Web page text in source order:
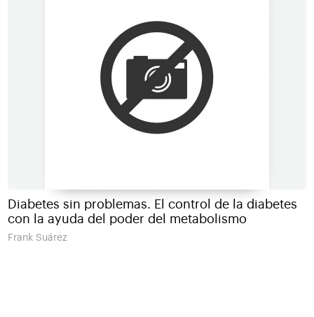
Diabetes sin problemas. El control de la diabetes
con la ayuda del poder del metabolismo
Frank Suárez